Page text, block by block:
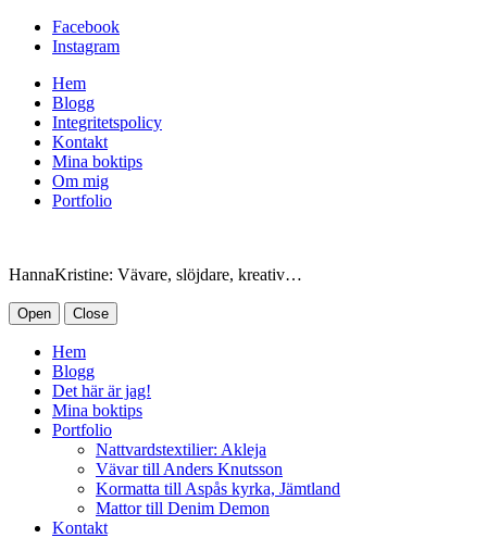
Facebook
Instagram
Hem
Blogg
Integritetspolicy
Kontakt
Mina boktips
Om mig
Portfolio
HannaKristine: Vävare, slöjdare, kreativ…
Open Close
Hem
Blogg
Det här är jag!
Mina boktips
Portfolio
Nattvardstextilier: Akleja
Vävar till Anders Knutsson
Kormatta till Aspås kyrka, Jämtland
Mattor till Denim Demon
Kontakt